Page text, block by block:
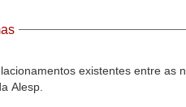
existentes entre as
Alesp.